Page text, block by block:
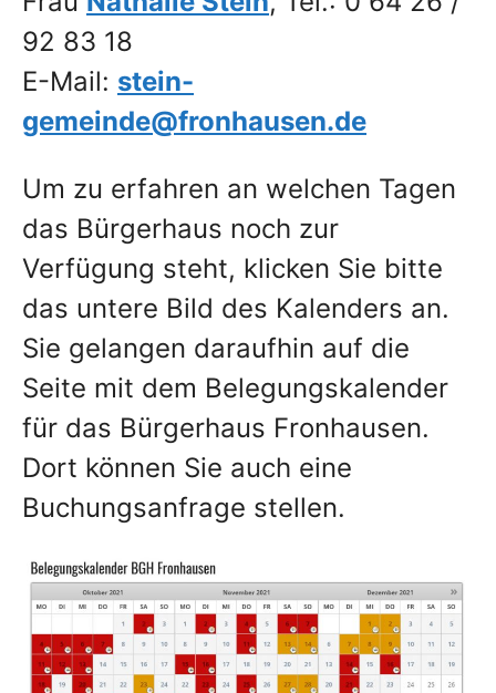
92 83 18
E-Mail: stein-
gemeinde@fronhausen.de
Um zu erfahren an welchen Tagen
das Bürgerhaus noch zur
Verfügung steht, klicken Sie bitte
das untere Bild des Kalenders an.
Sie gelangen daraufhin auf die
Seite mit dem Belegungskalender
für das Bürgerhaus Fronhausen.
Dort können Sie auch eine
Buchungsanfrage stellen.